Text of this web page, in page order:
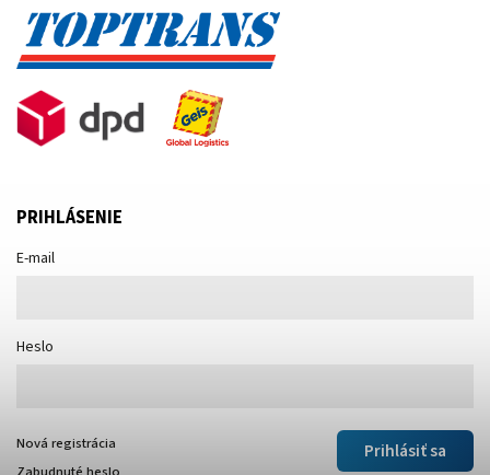
PRIHLÁSENIE
E-mail
Heslo
Prihlásiť sa
Nová registrácia